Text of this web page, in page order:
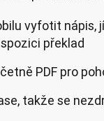
vyfotit nápis,
překlad
PDF pro
takže se